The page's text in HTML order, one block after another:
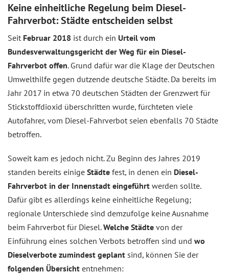
Keine einheitliche Regelung beim Diesel-
Fahrverbot: Städte entscheiden selbst
Seit Februar 2018 ist durch ein Urteil vom
Bundesverwaltungsgericht der Weg für ein Diesel-
Fahrverbot offen. Grund dafür war die Klage der Deutschen
Umwelthilfe gegen dutzende deutsche Städte. Da bereits im
Jahr 2017 in etwa 70 deutschen Städten der Grenzwert für
Stickstoffdioxid überschritten wurde, fürchteten viele
Autofahrer, vom Diesel-Fahrverbot seien ebenfalls 70 Städte
betroffen.
Soweit kam es jedoch nicht. Zu Beginn des Jahres 2019
standen bereits einige Städte fest, in denen ein Diesel-
Fahrverbot in der Innenstadt eingeführt werden sollte.
Dafür gibt es allerdings keine einheitliche Regelung;
regionale Unterschiede sind demzufolge keine Ausnahme
beim Fahrverbot für Diesel.Welche Städte von der
Einführung eines solchen Verbots betroffen sind und wo
Dieselverbote zumindest geplant sind, können Sie der
folgenden Übersicht entnehmen: